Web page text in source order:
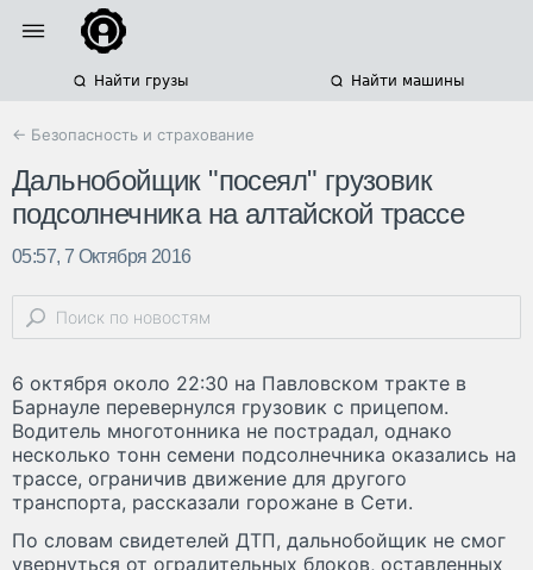
Найти грузы Найти машины
← Безопасность и страхование
Дальнобойщик "посеял" грузовик
подсолнечника на алтайской трассе
05:57, 7 Октября 2016
6 октября около 22:30 на Павловском тракте в
Барнауле перевернулся грузовик с прицепом.
Водитель многотонника не пострадал, однако
несколько тонн семени подсолнечника оказались на
трассе, ограничив движение для другого
транспорта, рассказали горожане в Сети.
По словам свидетелей ДТП, дальнобойщик не смог
увернуться от оградительных блоков, оставленных